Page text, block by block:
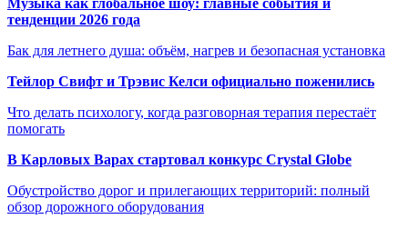
Музыка как глобальное шоу: главные события и
тенденции 2026 года
Бак для летнего душа: объём, нагрев и безопасная установка
Тейлор Свифт и Трэвис Келси официально поженились
Что делать психологу, когда разговорная терапия перестаёт
помогать
В Карловых Варах стартовал конкурс Crystal Globe
Обустройство дорог и прилегающих территорий: полный
обзор дорожного оборудования